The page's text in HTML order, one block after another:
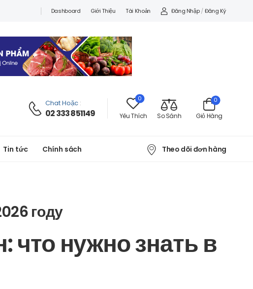
Dashboard Giới Thiệu Tài Khoản Đăng Nhập / Đăng Ký
Chat Hoặc :
02 333 851149
0
Yêu Thích So Sánh Giỏ Hàng
0
Tin tức Chính sách Theo dõi đơn hàng
году
что нужно знать в